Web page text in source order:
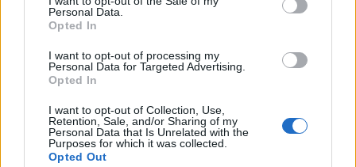
Personal Data.
Opted In
I want to opt-out of processing my
Personal Data for Targeted Advertising.
Opted In
I want to opt-out of Collection, Use,
Retention, Sale, and/or Sharing of my
Personal Data that Is Unrelated with the
Purposes for which it was collected.
Opted Out